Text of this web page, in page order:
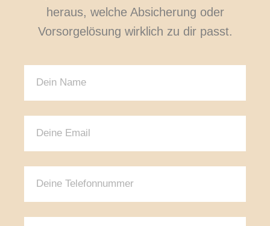
heraus, welche Absicherung oder
Vorsorgelösung wirklich zu dir passt.